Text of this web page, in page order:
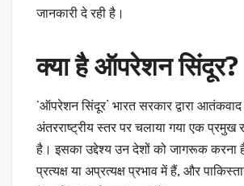
जानकारी दे रही है।
क्या है ऑपरेशन सिंदूर?
‘ऑपरेशन सिंदूर’ भारत सरकार द्वारा
अंतरराष्ट्रीय स्तर पर चलाया गया एक प्रमुख
है। इसका उद्देश्य उन देशों को जागरूक
प्रत्यक्ष या अप्रत्यक्ष प्रभाव में हैं, और